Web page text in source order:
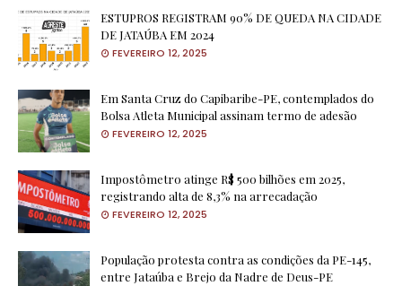
ESTUPROS REGISTRAM 90% DE QUEDA NA CIDADE
DE JATAÚBA EM 2024
FEVEREIRO 12, 2025
Em Santa Cruz do Capibaribe-PE, contemplados do
Bolsa Atleta Municipal assinam termo de adesão
FEVEREIRO 12, 2025
Impostômetro atinge R$ 500 bilhões em 2025,
registrando alta de 8,3% na arrecadação
FEVEREIRO 12, 2025
População protesta contra as condições da PE-145,
entre Jataúba e Brejo da Nadre de Deus-PE